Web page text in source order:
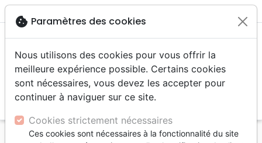
menu
cookie Paramètres des cookies
Nous utilisons des cookies pour vous offrir la
meilleure expérience possible. Certains cookies
sont nécessaires, vous devez les accepter pour
continuer à naviguer sur ce site.
Cookies strictement nécessaires
Ces cookies sont nécessaires à la fonctionnalité du site